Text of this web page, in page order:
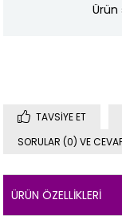
Ürün
TAVSIYE ET
SORULAR (0) VE
ÜRÜN ÖZELLIKLERI